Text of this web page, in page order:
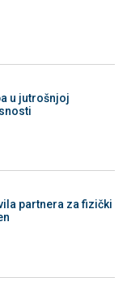
u jutrošnjoj
partnera za fizički